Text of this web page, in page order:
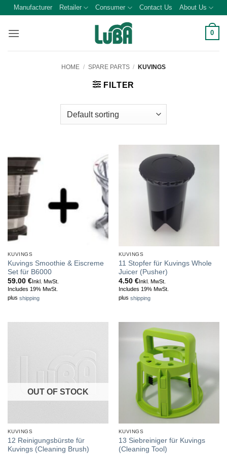
Skip
content
Manufacturer Retailer Consumer Contact Us About Us
0
HOME / SPARE PARTS / KUVINGS
FILTER
KUVINGS
Kuvings Smoothie & Eiscreme
Set für B6000
59.00 €Inkl. MwSt.
Includes 19% MwSt.
plus shipping
KUVINGS
11 Stopfer für Kuvings Whole
Juicer (Pusher)
4.50 €Inkl. MwSt.
Includes 19% MwSt.
plus shipping
OUT OF STOCK
KUVINGS
12 Reinigungsbürste für
Kuvings (Cleaning Brush)
KUVINGS
13 Siebreiniger für Kuvings
(Cleaning Tool)